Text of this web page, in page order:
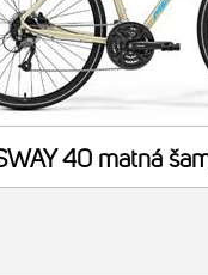
40 matná